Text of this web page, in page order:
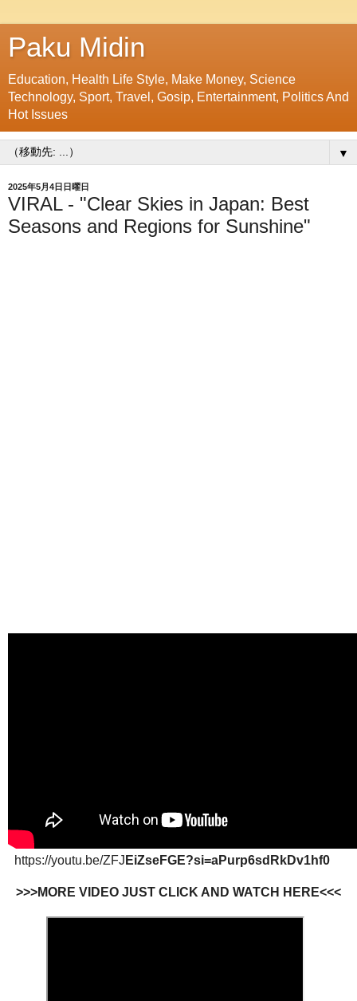
Paku Midin
Education, Health Life Style, Make Money, Science
Technology, Sport, Travel, Gosip, Entertainment, Politics And
Hot Issues
▼
2025年5月4日日曜日
VIRAL - "Clear Skies in Japan: Best
Seasons and Regions for Sunshine"
https://youtu.be/ZFJ EiZseFGE?si=aPurp6sdRkDv1hf0
>>>MORE VIDEO JUST CLICK AND WATCH HERE<<<